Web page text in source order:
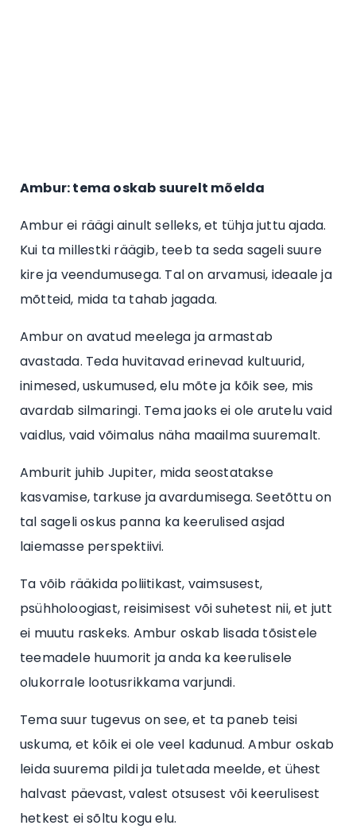
Ambur: tema oskab suurelt mõelda
Ambur ei räägi ainult selleks, et tühja juttu ajada.
Kui ta millestki räägib, teeb ta seda sageli suure
kire ja veendumusega. Tal on arvamusi, ideaale ja
mõtteid, mida ta tahab jagada.
Ambur on avatud meelega ja armastab
avastada. Teda huvitavad erinevad kultuurid,
inimesed, uskumused, elu mõte ja kõik see, mis
avardab silmaringi. Tema jaoks ei ole arutelu vaid
vaidlus, vaid võimalus näha maailma suuremalt.
Amburit juhib Jupiter, mida seostatakse
kasvamise, tarkuse ja avardumisega. Seetõttu on
tal sageli oskus panna ka keerulised asjad
laiemasse perspektiivi.
Ta võib rääkida poliitikast, vaimsusest,
psühholoogiast, reisimisest või suhetest nii, et jutt
ei muutu raskeks. Ambur oskab lisada tõsistele
teemadele huumorit ja anda ka keerulisele
olukorrale lootusrikkama varjundi.
Tema suur tugevus on see, et ta paneb teisi
uskuma, et kõik ei ole veel kadunud. Ambur oskab
leida suurema pildi ja tuletada meelde, et ühest
halvast päevast, valest otsusest või keerulisest
hetkest ei sõltu kogu elu.